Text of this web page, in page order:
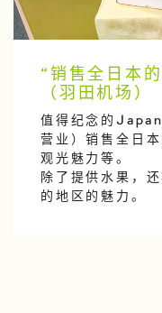
“销售全日本
（羽田机场）
值得纪念的
营业）销售全日
观光魅力等。
除了提供水果，
的地区的魅力。